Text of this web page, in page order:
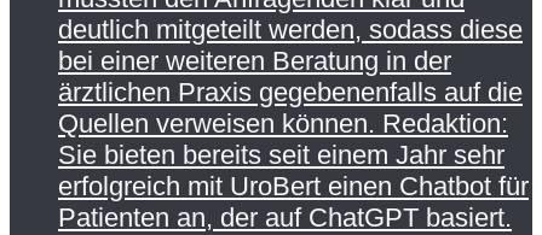
deutlich mitgeteilt werden, sodass diese
bei einer weiteren Beratung in der
ärztlichen Praxis gegebenenfalls auf die
Quellen verweisen können. Redaktion:
Sie bieten bereits seit einem Jahr sehr
erfolgreich mit UroBert einen Chatbot für
Patienten an, der auf ChatGPT basiert.